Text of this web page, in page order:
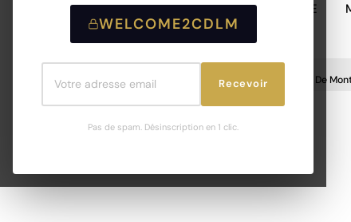
WELCOME2CDLM
Recevoir
Pas de spam. Désinscription en 1 clic.
MONTRES HOMME
Accueil Accessoires De Montre Bracelet De